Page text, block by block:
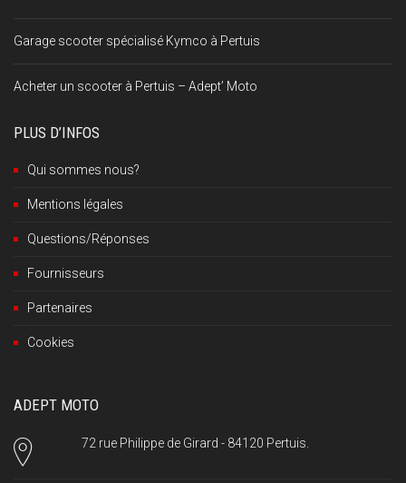
Garage scooter spécialisé Kymco à Pertuis
Acheter un scooter à Pertuis – Adept’ Moto
PLUS D’INFOS
Qui sommes nous?
Mentions légales
Questions/Réponses
Fournisseurs
Partenaires
Cookies
ADEPT MOTO
72 rue Philippe de Girard - 84120 Pertuis.